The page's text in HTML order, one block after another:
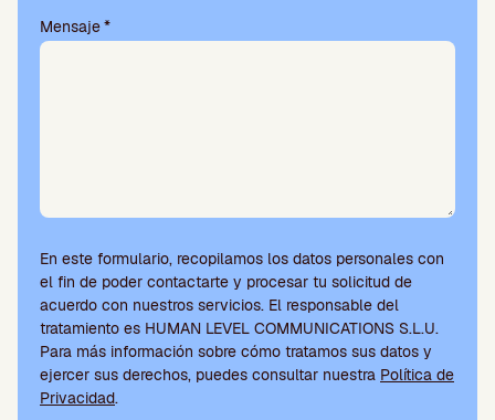
Mensaje*
En este formulario, recopilamos los datos personales con
el fin de poder contactarte y procesar tu solicitud de
acuerdo con nuestros servicios. El responsable del
tratamiento es HUMAN LEVEL COMMUNICATIONS S.L.U.
Para más información sobre cómo tratamos sus datos y
ejercer sus derechos, puedes consultar nuestra Política de
Privacidad.